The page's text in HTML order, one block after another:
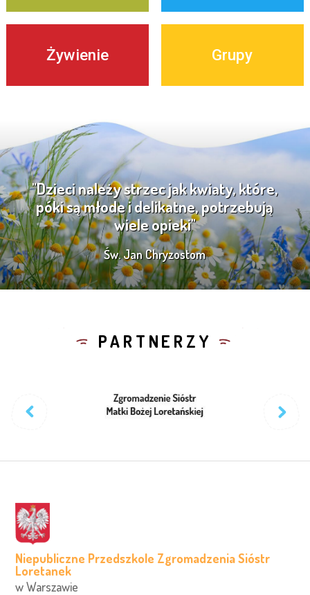
Żywienie Grupy
"Dzieci należy strzec jak kwiaty, które,
póki są młode i delikatne, potrzebują
wiele opieki"
Św. Jan Chryzostom
PARTNERZY
Niepubliczne Przedszkole Zgromadzenia Sióstr
Loretanek
w Warszawie